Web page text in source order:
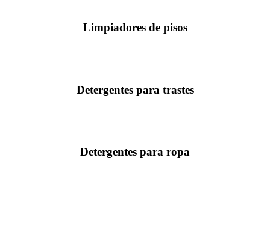
Limpiadores de pisos
Detergentes para trastes
Detergentes para ropa